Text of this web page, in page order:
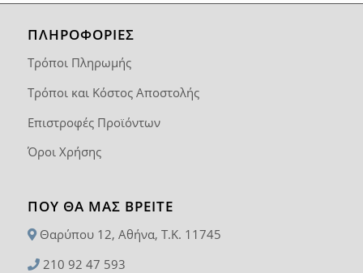
ΠΛΗΡΟΦΟΡΙΕΣ
Τρόποι Πληρωμής
Τρόποι και Κόστος Αποστολής
Επιστροφές Προϊόντων
Όροι Χρήσης
ΠΟΥ ΘΑ ΜΑΣ ΒΡΕΊΤΕ
Θαρύπου 12, Αθήνα, T.K. 11745
210 92 47 593